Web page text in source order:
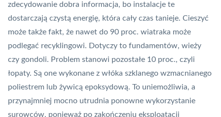
zdecydowanie dobra informacja, bo instalacje te
dostarczają czystą energię, która cały czas tanieje. Cieszyć
może także fakt, że nawet do 90 proc. wiatraka może
podlegać recyklingowi. Dotyczy to fundamentów, wieży
czy gondoli. Problem stanowi pozostałe 10 proc., czyli
łopaty. Są one wykonane z włóka szklanego wzmacnianego
poliestrem lub żywicą epoksydową. To uniemożliwia, a
przynajmniej mocno utrudnia ponowne wykorzystanie
surowców, ponieważ po zakończeniu eksploatacji